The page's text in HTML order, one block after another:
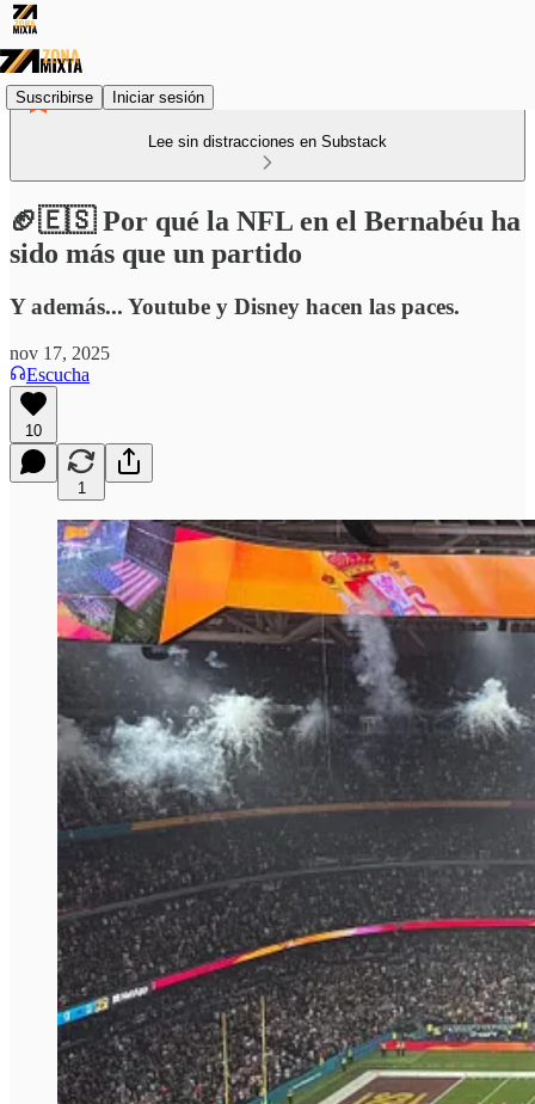
Suscribirse Iniciar sesión
Lee sin distracciones en Substack
🏈🇪🇸 Por qué la NFL en el Bernabéu ha
sido más que un partido
Y además... Youtube y Disney hacen las paces.
nov 17, 2025
Escucha
10
1